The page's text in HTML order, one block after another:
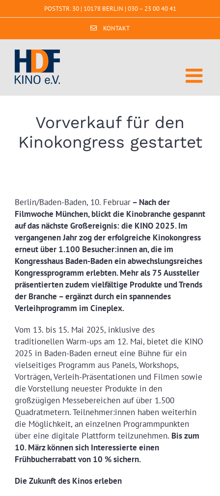
Inhalt
POSTSTR. 30 | 10178 BERLIN | 030 – 23 00 40 41
KONTAKT
Vorverkauf für den
Kinokongress gestartet
Berlin/Baden-Baden, 10. Februar– Nach der
Filmwoche München, blickt die Kinobranche gespannt
auf das nächste Großereignis: die KINO 2025. Im
vergangenen Jahr zog der erfolgreiche Kinokongress
erneut über 1.100 Besucher:innen an, die im
Kongresshaus Baden-Baden ein abwechslungsreiches
Kongressprogramm erlebten. Mehr als 75 Aussteller
präsentierten zudem vielfältige Produkte und Trends
der Branche – ergänzt durch ein spannendes
Verleihprogramm im Cineplex.
Vom 13. bis 15. Mai 2025, inklusive des
traditionellen Warm-ups am 12. Mai, bietet die KINO
2025 in Baden-Baden erneut eine Bühne für ein
vielseitiges Programm aus Panels, Workshops,
Vorträgen, Verleih-Präsentationen und Filmen sowie
die Vorstellung neuester Produkte in den
großzügigen Messebereichen auf über 1.500
Quadratmetern. Teilnehmer:innen haben weiterhin
die Möglichkeit, an einzelnen Programmpunkten
über eine digitale Plattform teilzunehmen. Bis zum
10. März können sich Interessierte einen
Frühbucherrabatt von 10 % sichern.
Die Zukunft des Kinos erleben